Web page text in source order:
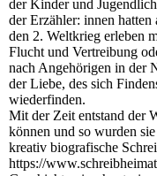
der Kinder und
der Erzähler: innen
den 2. Weltkrieg erleben
Flucht und Vertreibung
nach Angehörigen in der
der Liebe, des sich
wiederfinden.
Mit der Zeit entstand der
können und so wurden
kreativ biografische
https://